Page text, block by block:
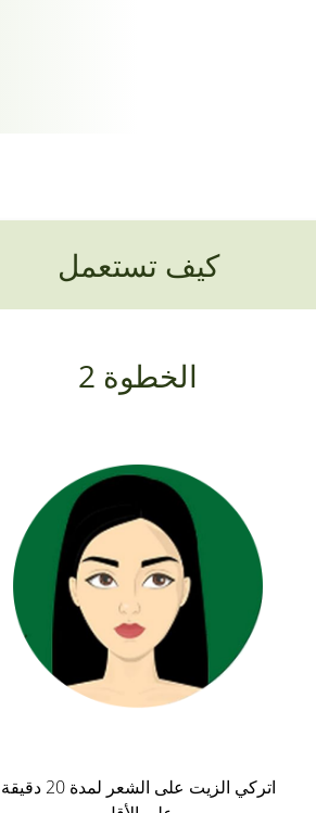
كيف تستعمل
الخطوة 2
اتركي الزيت على الشعر لمدة 20 دقيقة